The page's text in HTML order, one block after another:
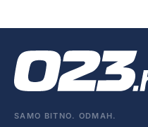
SAMO BITNO. ODMAH.